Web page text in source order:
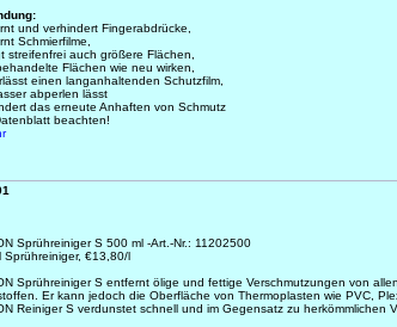
und verhindert Fingerabdrücke,
Schmierfilme,
streifenfrei auch größere Flächen,
Flächen wie neu wirken,
einen langanhaltenden Schutzfilm,
abperlen lässt
das erneute Anhaften von Schmutz
beachten!
Sprühreiniger S 500 ml -Art.-Nr.: 11202500
Sprühreiniger, €13,80/l
Sprühreiniger S entfernt ölige und fettige Verschmutzungen von
Er kann jedoch die Oberfläche von Thermoplasten wie PVC,
Reiniger S verdunstet schnell und im Gegensatz zu herkömmlichen